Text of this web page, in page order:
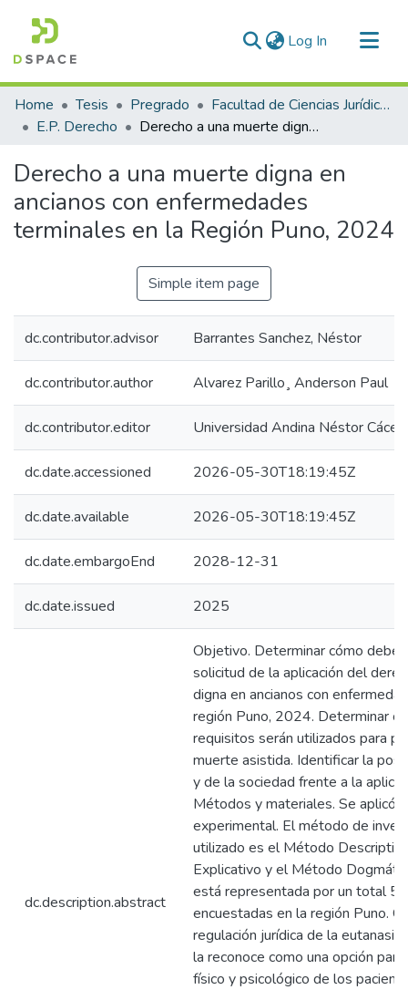
Log In (current)
Communities & Collections
All of DSpace
Home Tesis Pregrado
Facultad de Ciencias Jurídicas y Políticas
E.P. Derecho
Derecho a una muerte digna en ancianos con enfermedades terminales en la Región Puno, 2024
Derecho a una muerte digna en
ancianos con enfermedades
terminales en la Región Puno, 2024
Simple item page
dc.contributor.advisor Barrantes Sanchez, Néstor
dc.contributor.author Alvarez Parillo¸ Anderson Paul
dc.contributor.editor Universidad Andina Néstor
dc.date.accessioned 2026-05-30T18:19:45Z
dc.date.available 2026-05-30T18:19:45Z
dc.date.embargoEnd 2028-12-31
dc.date.issued 2025
dc.description.abstract
Objetivo. Determinar cómo
solicitud de la aplicación del
digna en ancianos con
región Puno, 2024. Determinar
requisitos serán utilizados para
muerte asistida. Identificar la
y de la sociedad frente a la
Métodos y materiales. Se aplicó
experimental. El método de
utilizado es el Método
Explicativo y el Método
está representada por un total
encuestadas en la región Puno.
regulación jurídica de la eutanasia
la reconoce como una opción
físico y psicológico de los